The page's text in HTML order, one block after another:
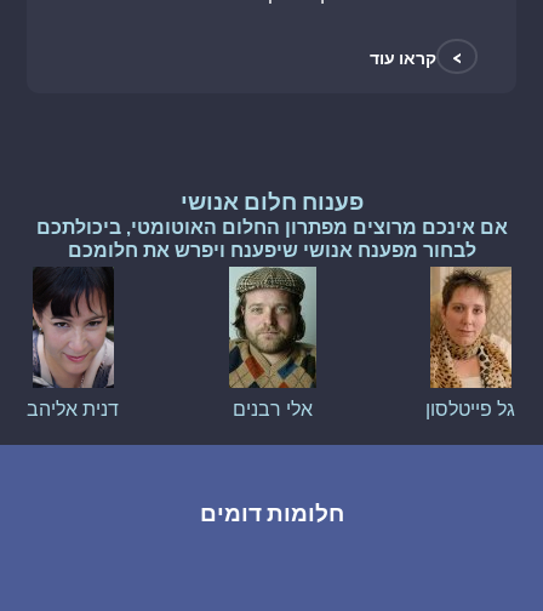
> קראו עוד
פענוח חלום אנושי
אם אינכם מרוצים מפתרון החלום האוטומטי, ביכולתכם
לבחור מפענח אנושי שיפענח ויפרש את חלומכם
גל פייטלסון אלי רבנים דנית אליהב
חלומות דומים